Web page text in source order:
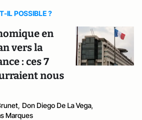
IL POSSIBLE ?
en
vers la
: ces 7
nous
, Don Diego De La Vega,
Marques